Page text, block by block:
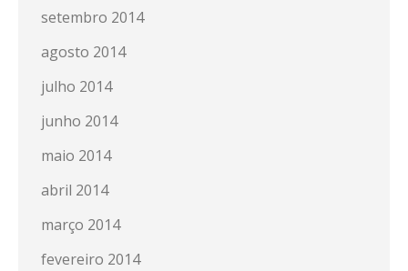
setembro 2014
agosto 2014
julho 2014
junho 2014
maio 2014
abril 2014
março 2014
fevereiro 2014